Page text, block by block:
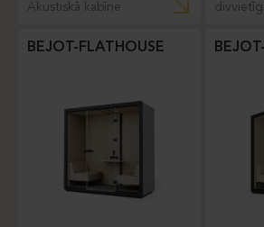
Akustiskā kabīne
BEJOT-FLATHOUSE